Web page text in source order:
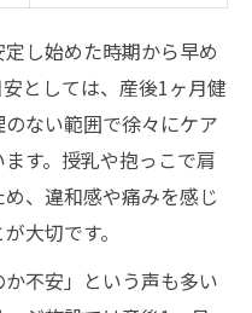
し始めた時期から早め
としては、産後1ヶ月健
ない範囲で徐々にケア
す。授乳や抱っこで肩
、違和感や痛みを感じ
大切です。
か不安」という声も多い